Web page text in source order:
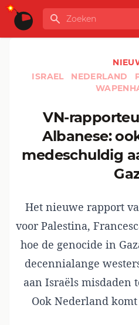
Ga naar de inhoud
GLOBALINFO
Zoeken
ISRAEL
NEDERLAND
VN-rapporteur Francesca
Albanese:
medeschuldig
Het nieuwe rapport
voor Palestina,
hoe de genocide in
decennialange
aan Israëls misdaden
Ook Nederland